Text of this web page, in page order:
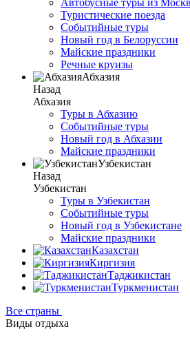
Автобусные туры из
Туристические поезда
Событийные туры
Новый год в Белоруссии
Майские праздники
Речные круизы
Абхазия
Назад
Абхазия
Туры в Абхазию
Событийные туры
Новый год в Абхазии
Майские праздники
Узбекистан
Назад
Узбекистан
Туры в Узбекистан
Событийные туры
Новый год в Узбекистане
Майские праздники
Казахстан
Киргизия
Таджикистан
Туркменистан
Все страны
Виды отдыха